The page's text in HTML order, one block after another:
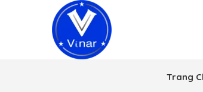
Trang